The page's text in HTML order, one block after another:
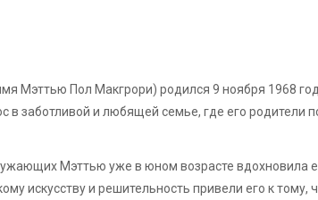
Мэттью Пол Макгрори) родился 9 ноября 1968
в заботливой и любящей семье, где его родители
Мэттью уже в юном возрасте вдохновила
искусству и решительность привели его к тому,